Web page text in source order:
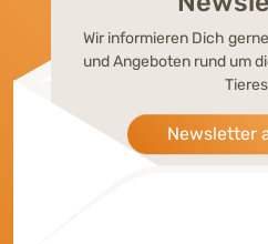
Wir informieren Dich
und Angeboten rund um
Newsletter